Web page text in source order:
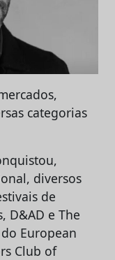
categorias
diversos
de
D&AD e The
European
Club of